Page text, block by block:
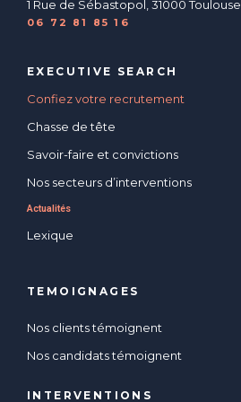
1 Rue de Sébastopol, 31000 Toulouse
06 72 81 85 16
EXECUTIVE SEARCH
Confiez votre recrutement
Chasse de tête
Savoir-faire et convictions
Nos secteurs d’interventions
Actualités
Lexique
TEMOIGNAGES
Nos clients témoignent
Nos candidats témoignent
INTERVENTIONS